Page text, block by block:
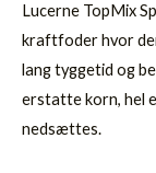
Lucerne TopMix
kraftfoder hvor
lang tyggetid og
erstatte korn, hel
nedsættes.